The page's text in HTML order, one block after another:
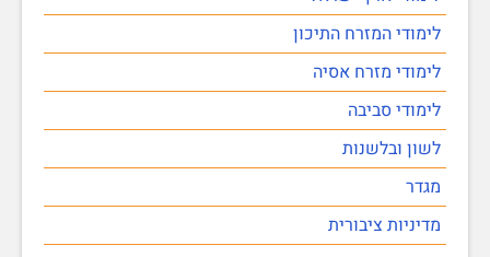
לימודי המזרח התיכון
לימודי מזרח אסיה
לימודי סביבה
לשון ובלשנות
מגדר
מדיניות ציבורית